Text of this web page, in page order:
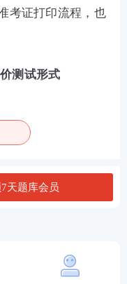
考证打印流程，也
测试形式
题量均为120题，
科目达到基本要
测试场次安排
《金融市场基础知
天题库会员